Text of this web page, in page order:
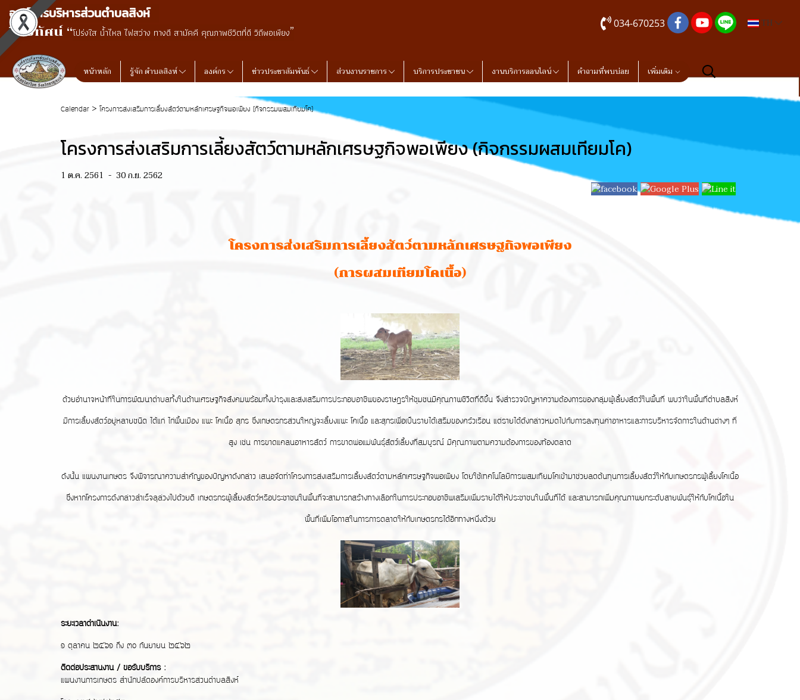
องค์การบริหารส่วนตำบลสิงห์
วิสัยทัศน์ “โปร่งใส น้ำไหล ไฟสว่าง ทางดี สามัคคี คุณภาพชีวิตที่ดี วิถีพอเพียง” 034-670253 TH
หน้าหลัก รู้จัก ตำบลสิงห์ องค์กร ข่าวประชาสัมพันธ์ ส่วนงานราชการ บริการประชาชน งานบริการออนไลน์ คำถามที่พบบ่อย เพิ่มเติม
Calendar > โครงการส่งเสริมการเลี้ยงสัตว์ตามหลักเศรษฐกิจพอเพียง (กิจกรรมผสมเทียมโค)
โครงการส่งเสริมการเลี้ยงสัตว์ตามหลักเศรษฐกิจพอเพียง (กิจกรรมผสมเทียมโค)
1 ต.ค. 2561 - 30 ก.ย. 2562
โครงการส่งเสริมการเลี้ยงสัตว์ตามหลักเศรษฐกิจพอเพียง
(การผสมเทียมโคเนื้อ)
ด้วยอำนาจหน้าที่ในการพัฒนาตำบลทั้งในด้านเศรษฐกิจสังคมพร้อมทั้งบำรุงและส่งเสริมการประกอบอาชีพของราษฎรให้ชุมชนมีคุณภาพชีวิตที่ดีขึ้น จึงสำรวจปัญหาความต้องการของกลุ่มผู้เลี้ยงสัตว์ในพื้นที่ พบว่าในพื้นที่ตำบลสิงห์
มีการเลี้ยงสัตว์อยู่หลายชนิด ได้แก่ ไก่พื้นเมือง แพะ โคเนื้อ สุกร ซึ่งเกษตรกรส่วนใหญ่จะเลี้ยงแพะ โคเนื้อ และสุกรเพื่อเป็นรายได้เสริมของครัวเรือน แต่รายได้ดังกล่าวหมดไปกับการลงทุนค่าอาหารและการบริหารจัดการในด้านต่างๆ ที่
สูง เช่น การขาดแคลนอาหารสัตว์ การขาดพ่อแม่พันธุ์สัตว์เลี้ยงที่สมบูรณ์ มีคุณภาพตามความต้องการของท้องตลาด
ดังนั้น แผนงานเกษตร จึงพิจารณาความสำคัญของปัญหาดังกล่าว เสนอจัดทำโครงการส่งเสริมการเลี้ยงสัตว์ตามหลักเศรษฐกิจพอเพียง โดยใช้เทคโนโลยีการผสมเทียมโคเข้ามาช่วยลดต้นทุนการเลี้ยงสัตว์ให้กับเกษตรกรผู้เลี้ยงโคเนื้อ
ซึ่งหากโครงการดังกล่าวสำเร็จลุล่วงไปด้วยดี เกษตรกรผู้เลี้ยงสัตว์หรือประชาชนในพื้นที่จะสามารถสร้างทางเลือกในการประกอบอาชีพเสริมเพิ่มรายได้ให้ประชาชนในพื้นที่ได้ และสามารถเพิ่มคุณภาพยกระดับสายพันธุ์ให้กับโคเนื้อใน
พื้นที่เพิ่มโอกาสในการการตลาดให้กับเกษตรกรได้อีกทางหนึ่งด้วย
ระยะเวลาดำเนินงาน:
๑ ตุลาคน ๒๕๖๑ ถึง ๓๐ กันยายน ๒๕๖๒
ติดต่อประสานงาน / ขอรับบริการ :
แผนงานการเกษตร สำนักปลัดองค์การบริหารส่วนตำบลสิงห์